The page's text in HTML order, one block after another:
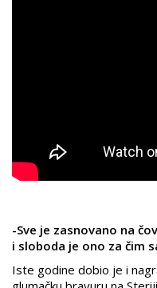
-Sve je zasnovano na
i sloboda je ono za čim
Iste godine dobio je i